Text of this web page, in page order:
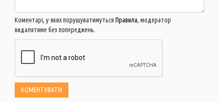
Коментарі, у яких порушуватимуться Правила, модератор
видалятиме без попереджень.